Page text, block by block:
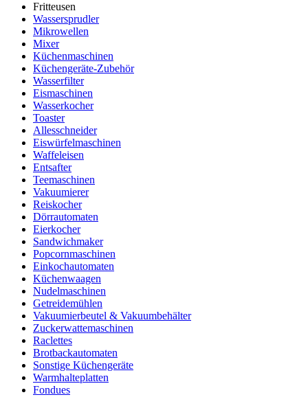
Fritteusen
Wassersprudler
Mikrowellen
Mixer
Küchenmaschinen
Küchengeräte-Zubehör
Wasserfilter
Eismaschinen
Wasserkocher
Toaster
Allesschneider
Eiswürfelmaschinen
Waffeleisen
Entsafter
Teemaschinen
Vakuumierer
Reiskocher
Dörrautomaten
Eierkocher
Sandwichmaker
Popcornmaschinen
Einkochautomaten
Küchenwaagen
Nudelmaschinen
Getreidemühlen
Vakuumierbeutel & Vakuumbehälter
Zuckerwattemaschinen
Raclettes
Brotbackautomaten
Sonstige Küchengeräte
Warmhalteplatten
Fondues